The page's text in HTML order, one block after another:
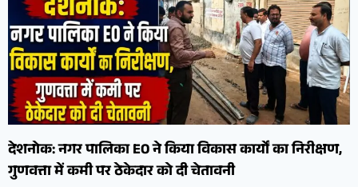
देशनोक: नगर पालिका EO ने किया विकास कार्यों का निरीक्षण,
गुणवत्ता में कमी पर ठेकेदार को दी चेतावनी